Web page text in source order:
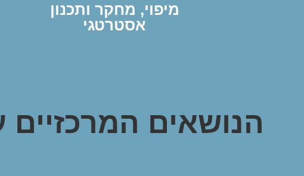
מיפוי, מחקר ותכנון
אסטרטגי
הנושאים